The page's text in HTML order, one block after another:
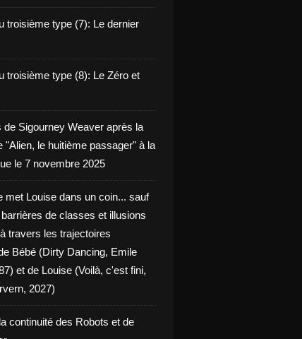
troisième type (7): Le dernier
troisième type (8): Le Zéro et
de Sigourney Weaver après la
"Alien, le huitième passager" à la
le 7 novembre 2025
met Louise dans un coin... sauf
de classes et illusions
travers les trajectoires
Bébé (Dirty Dancing, Emile
et de Louise (Voilà, c'est fini,
2027)
continuité des Robots et de